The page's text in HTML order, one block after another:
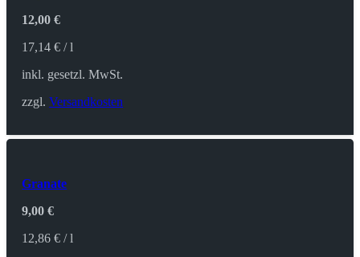
12,00€
17,14€ /l
inkl. gesetzl. MwSt.
zzgl.Versandkosten
Granate
9,00€
12,86€ /l